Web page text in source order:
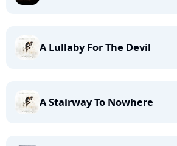
A Lullaby For The Devil
A Stairway To Nowhere